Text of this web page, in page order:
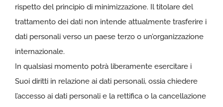
rispetto del principio di minimizzazione. Il titolare del
trattamento dei dati non intende attualmente trasferire i
dati personali verso un paese terzo o un’organizzazione
internazionale.
In qualsiasi momento potrà liberamente esercitare i
Suoi diritti in relazione ai dati personali, ossia chiedere
l’accesso ai dati personali e la rettifica o la cancellazione